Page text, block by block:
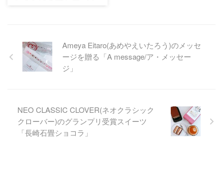
イトチョコレート。優しい甘
さとカリカリ食感で贅沢なひ
と時を楽しめる逸品
Ameya Eitaro(あめやえいたろう)のメッセ
ージを贈る「A message/ア・メッセー
ジ」
NEO CLASSIC CLOVER(ネオクラシック
クローバー)のグランプリ受賞スイーツ
「長崎石畳ショコラ」